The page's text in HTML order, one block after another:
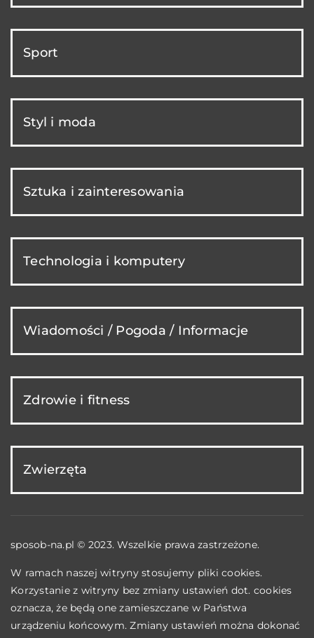
Sport
Styl i moda
Sztuka i zainteresowania
Technologia i komputery
Wiadomości / Pogoda / Informacje
Zdrowie i fitness
Zwierzęta
sposob-na.pl © 2023. Wszelkie prawa zastrzeżone.
W ramach naszej witryny stosujemy pliki cookies.
Korzystanie z witryny bez zmiany ustawień dot. cookies
oznacza, że będą one zamieszczane w Państwa
urządzeniu końcowym. Zmiany ustawień można dokonać